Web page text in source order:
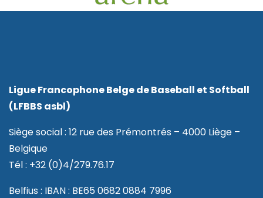
Ligue Francophone Belge de Baseball et Softball
(LFBBS asbl)
Siège social : 12 rue des Prémontrés – 4000 Liège –
Belgique
Tél : +32 (0)4/279.76.17
Belfius : IBAN : BE65 0682 0884 7996